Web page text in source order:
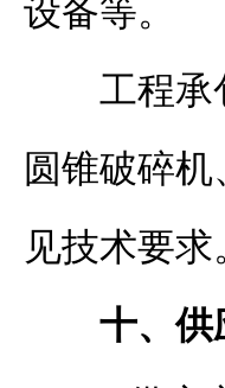
设备等。
工程承
圆锥破碎
见技术要求
十、供